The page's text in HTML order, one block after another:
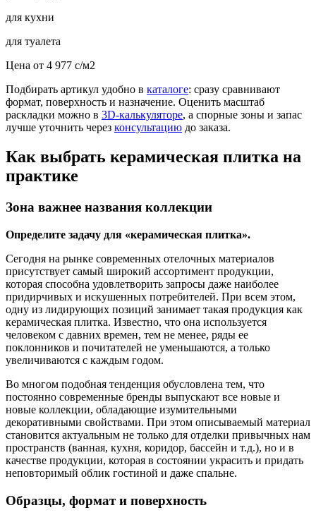
для кухни
для туалета
Цена от 4 977 c/м2
Подбирать артикул удобно в каталоге: сразу сравнивают
формат, поверхность и назначение. Оценить масштаб
раскладки можно в 3D-калькуляторе, а спорные зоны и запас
лучше уточнить через консультацию до заказа.
Как выбрать керамическая плитка на
практике
Зона важнее названия коллекции
Определите задачу для «керамическая плитка».
Сегодня на рынке современных отелочных материалов
присутствует самый широкий ассортимент продукции,
которая способна удовлетворить запросы даже наиболее
придирчивых и искушенных потребителей. При всем этом,
одну из лидирующих позиций занимает такая продукция как
керамическая плитка. Известно, что она используется
человеком с давних времен, тем не менее, ряды ее
поклонников и почитателей не уменьшаются, а только
увеличиваются с каждым годом.
Во многом подобная тенденция обусловлена тем, что
постоянно современные бренды выпускают все новые и
новые коллекции, обладающие изумительными
декоративными свойствами. При этом описываемый материал
становится актуальным не только для отделки привычных нам
пространств (ванная, кухня, коридор, бассейн и т.д.), но и в
качестве продукции, которая в состоянии украсить и придать
неповторимый облик гостиной и даже спальне.
Образцы, формат и поверхность